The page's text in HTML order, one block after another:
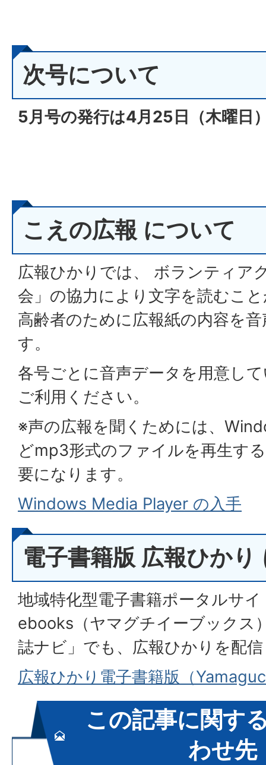
次号について
5月号の発行は4月25日（木曜日
こえの広報 について
広報ひかりでは、 ボランティア
会」の協力により文字を読むこ
高齢者のために広報紙の内容を
す。
各号ごとに音声データを用意し
ご利用ください。
※声の広報を聞くためには、
どmp3形式のファイルを再生す
要になります。
Windows Media Player の入手
電子書籍版 広報ひかり
地域特化型電子書籍ポータルサ
ebooks（ヤマグチイーブックス
誌ナビ」でも、広報ひかりを配
広報ひかり電子書籍版（
この記事に関す
わせ先